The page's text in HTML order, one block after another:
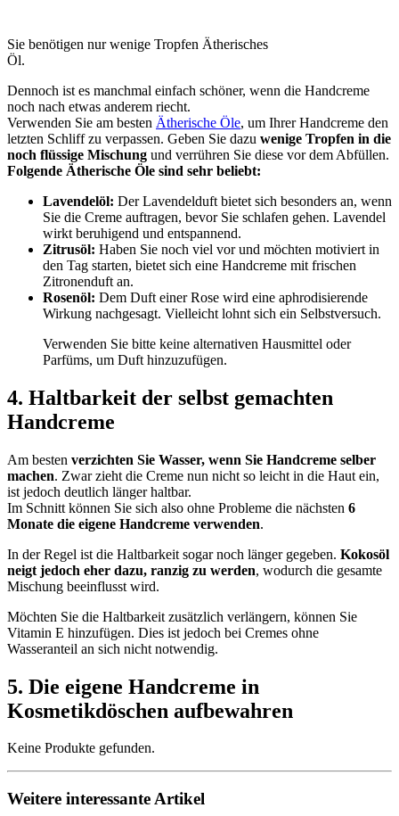
Sie benötigen nur wenige Tropfen Ätherisches
Öl.
Dennoch ist es manchmal einfach schöner, wenn die Handcreme
noch nach etwas anderem riecht.
Verwenden Sie am besten Ätherische Öle, um Ihrer Handcreme den
letzten Schliff zu verpassen. Geben Sie dazu wenige Tropfen in die
noch flüssige Mischung und verrühren Sie diese vor dem Abfüllen.
Folgende Ätherische Öle sind sehr beliebt:
Lavendelöl: Der Lavendelduft bietet sich besonders an, wenn
Sie die Creme auftragen, bevor Sie schlafen gehen. Lavendel
wirkt beruhigend und entspannend.
Zitrusöl: Haben Sie noch viel vor und möchten motiviert in
den Tag starten, bietet sich eine Handcreme mit frischen
Zitronenduft an.
Rosenöl: Dem Duft einer Rose wird eine aphrodisierende
Wirkung nachgesagt. Vielleicht lohnt sich ein Selbstversuch.
Verwenden Sie bitte keine alternativen Hausmittel oder
Parfüms, um Duft hinzuzufügen.
4. Haltbarkeit der selbst gemachten
Handcreme
Am besten verzichten Sie Wasser, wenn Sie Handcreme selber
machen. Zwar zieht die Creme nun nicht so leicht in die Haut ein,
ist jedoch deutlich länger haltbar.
Im Schnitt können Sie sich also ohne Probleme die nächsten 6
Monate die eigene Handcreme verwenden.
In der Regel ist die Haltbarkeit sogar noch länger gegeben. Kokosöl
neigt jedoch eher dazu, ranzig zu werden, wodurch die gesamte
Mischung beeinflusst wird.
Möchten Sie die Haltbarkeit zusätzlich verlängern, können Sie
Vitamin E hinzufügen. Dies ist jedoch bei Cremes ohne
Wasseranteil an sich nicht notwendig.
5. Die eigene Handcreme in
Kosmetikdöschen aufbewahren
Keine Produkte gefunden.
Weitere interessante Artikel